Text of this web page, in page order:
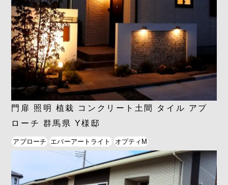
門扉 照明 植栽 コンクリート土間 タイル アプ
ローチ 群馬県 Y様邸
アプローチ エバーアートライト オプティM